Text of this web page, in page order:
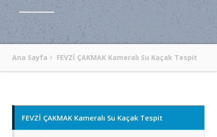
Ana Sayfa FEVZİ ÇAKMAK Kameralı Su Kaçak Tespit
FEVZİ ÇAKMAK Kameralı Su Kaçak Tespit